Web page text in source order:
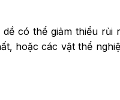
có thể giảm thiểu rủi
hoặc các vật thể